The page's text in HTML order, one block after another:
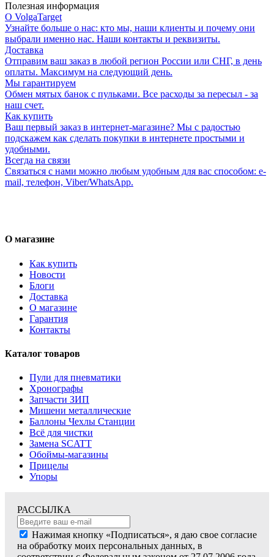
Полезная информация
О VolgaTarget
Узнайте больше о нас: кто мы, наши клиенты и почему они
выбрали именно нас. Наши контакты и реквизиты.
Доставка
Отправим ваш заказ в любой регион России или СНГ, в день
оплаты. Максимум на следующий день.
Мы гарантируем
Обмен мятых банок с пульками. Все расходы за пересыл - за
наш счет.
Как купить
Ваш первый заказ в интернет-магазине? Мы с радостью
подскажем как сделать покупки в интернете простыми и
удобными.
Всегда на связи
Связаться с нами можно любым удобным для вас способом: e-
mail, телефон, Viber/WhatsApp.
О магазине
Как купить
Новости
Блоги
Доставка
О магазине
Гарантия
Контакты
Каталог товаров
Пули для пневматики
Хронографы
Запчасти ЗИП
Мишени металлические
Баллоны Чехлы Станции
Всё для чистки
Замена SCATT
Обоймы-магазины
Прицелы
Упоры
РАССЫЛКА
Нажимая кнопку «Подписаться», я даю свое согласие
на обработку моих персональных данных, в